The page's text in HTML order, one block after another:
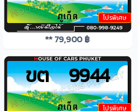
โปรพิเศษ
** 79,900 ฿
โปรพิเศษ
ขต 9944